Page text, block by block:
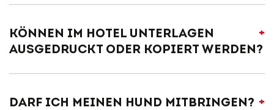
Können im Hotel Unterlagen
ausgedruckt oder kopiert werden?
Darf ich meinen Hund mitbringen?